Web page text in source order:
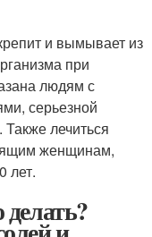
и вымывает из
при
людям с
серьезной
лечиться
женщинам,
лет.